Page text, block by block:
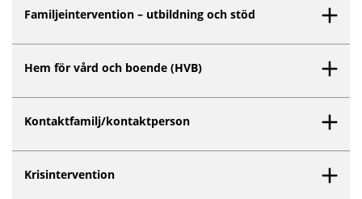
Familjeintervention – utbildning och stöd
Hem för vård och boende (HVB)
Kontaktfamilj/kontaktperson
Krisintervention